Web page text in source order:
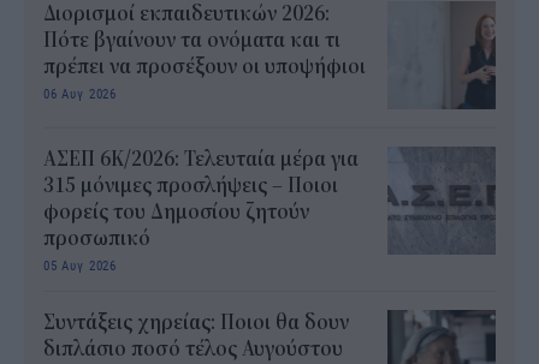
Διορισμοί εκπαιδευτικών 2026:
Πότε βγαίνουν τα ονόματα και τι
πρέπει να προσέξουν οι υποψήφιοι
06 Αυγ 2026
ΑΣΕΠ 6Κ/2026: Τελευταία μέρα για
315 μόνιμες προσλήψεις – Ποιοι
φορείς του Δημοσίου ζητούν
προσωπικό
05 Αυγ 2026
Συντάξεις χηρείας: Ποιοι θα δουν
διπλάσιο ποσό τέλος Αυγούστου